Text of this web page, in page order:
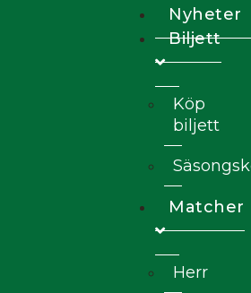
Nyheter
Biljett
Köp
biljett
Matcher
Herr